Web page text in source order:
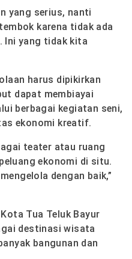
yang serius, nanti
karena tidak ada
Ini yang tidak kita
harus dipikirkan
dapat membiayai
berbagai kegiatan seni,
ekonomi kreatif.
teater atau ruang
ekonomi di situ.
dengan baik,”
Tua Teluk Bayur
destinasi wisata
bangunan dan